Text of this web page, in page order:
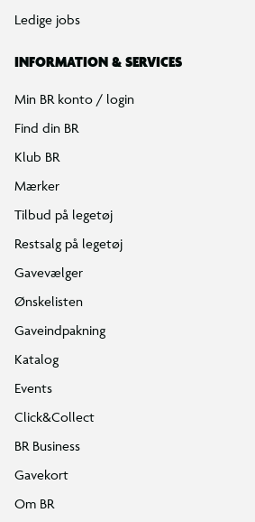
Ledige jobs
INFORMATION & SERVICES
Min BR konto / login
Find din BR
Klub BR
Mærker
Tilbud på legetøj
Restsalg på legetøj
Gavevælger
Ønskelisten
Gaveindpakning
Katalog
Events
Click&Collect
BR Business
Gavekort
Om BR